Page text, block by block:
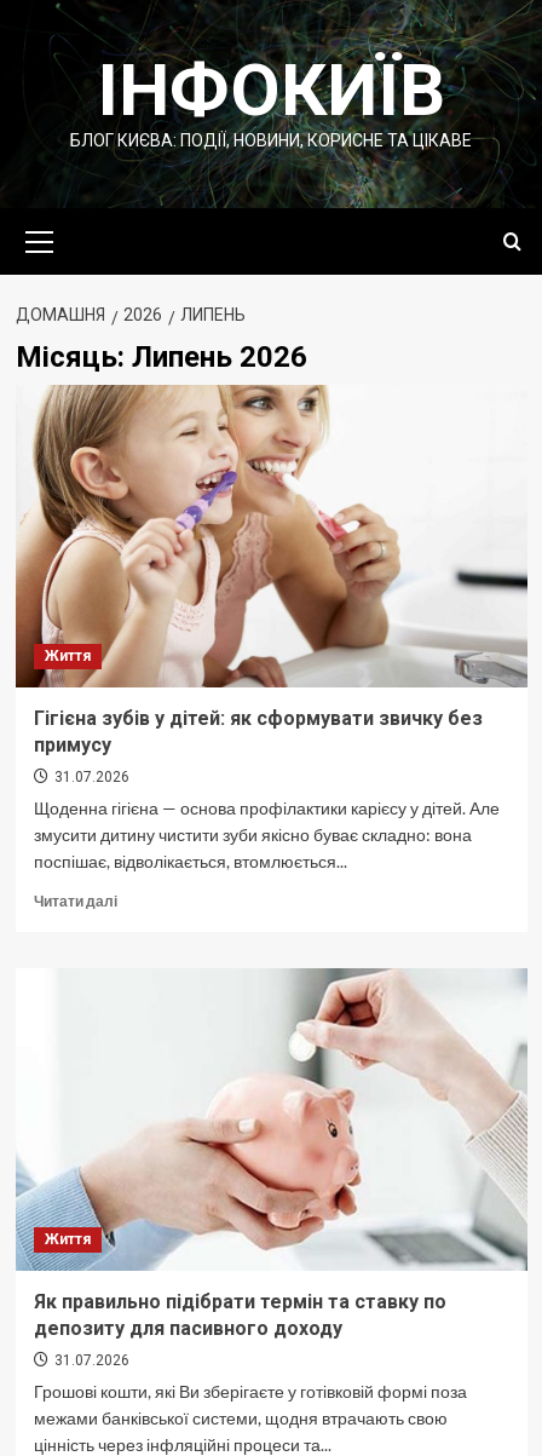
Перейти
ІНФОКИЇВ
БЛОГ КИЄВА: ПОДІЇ, НОВИНИ, КОРИСНЕ ТА ЦІКАВЕ
меню
ДОМАШНЯ 2026 ЛИПЕНЬ
Місяць: Липень 2026
Життя
Гігієна зубів у дітей: як сформувати звичку без
примусу
31.07.2026
Щоденна гігієна — основа профілактики карієсу у дітей. Але
змусити дитину чистити зуби якісно буває складно: вона
поспішає, відволікається, втомлюється...
Читати даліДокладніше
примусу
Життя
Як правильно підібрати термін та ставку по
депозиту для пасивного доходу
31.07.2026
Грошові кошти, які Ви зберігаєте у готівковій формі поза
межами банківської системи, щодня втрачають свою
цінність через інфляційні процеси та...